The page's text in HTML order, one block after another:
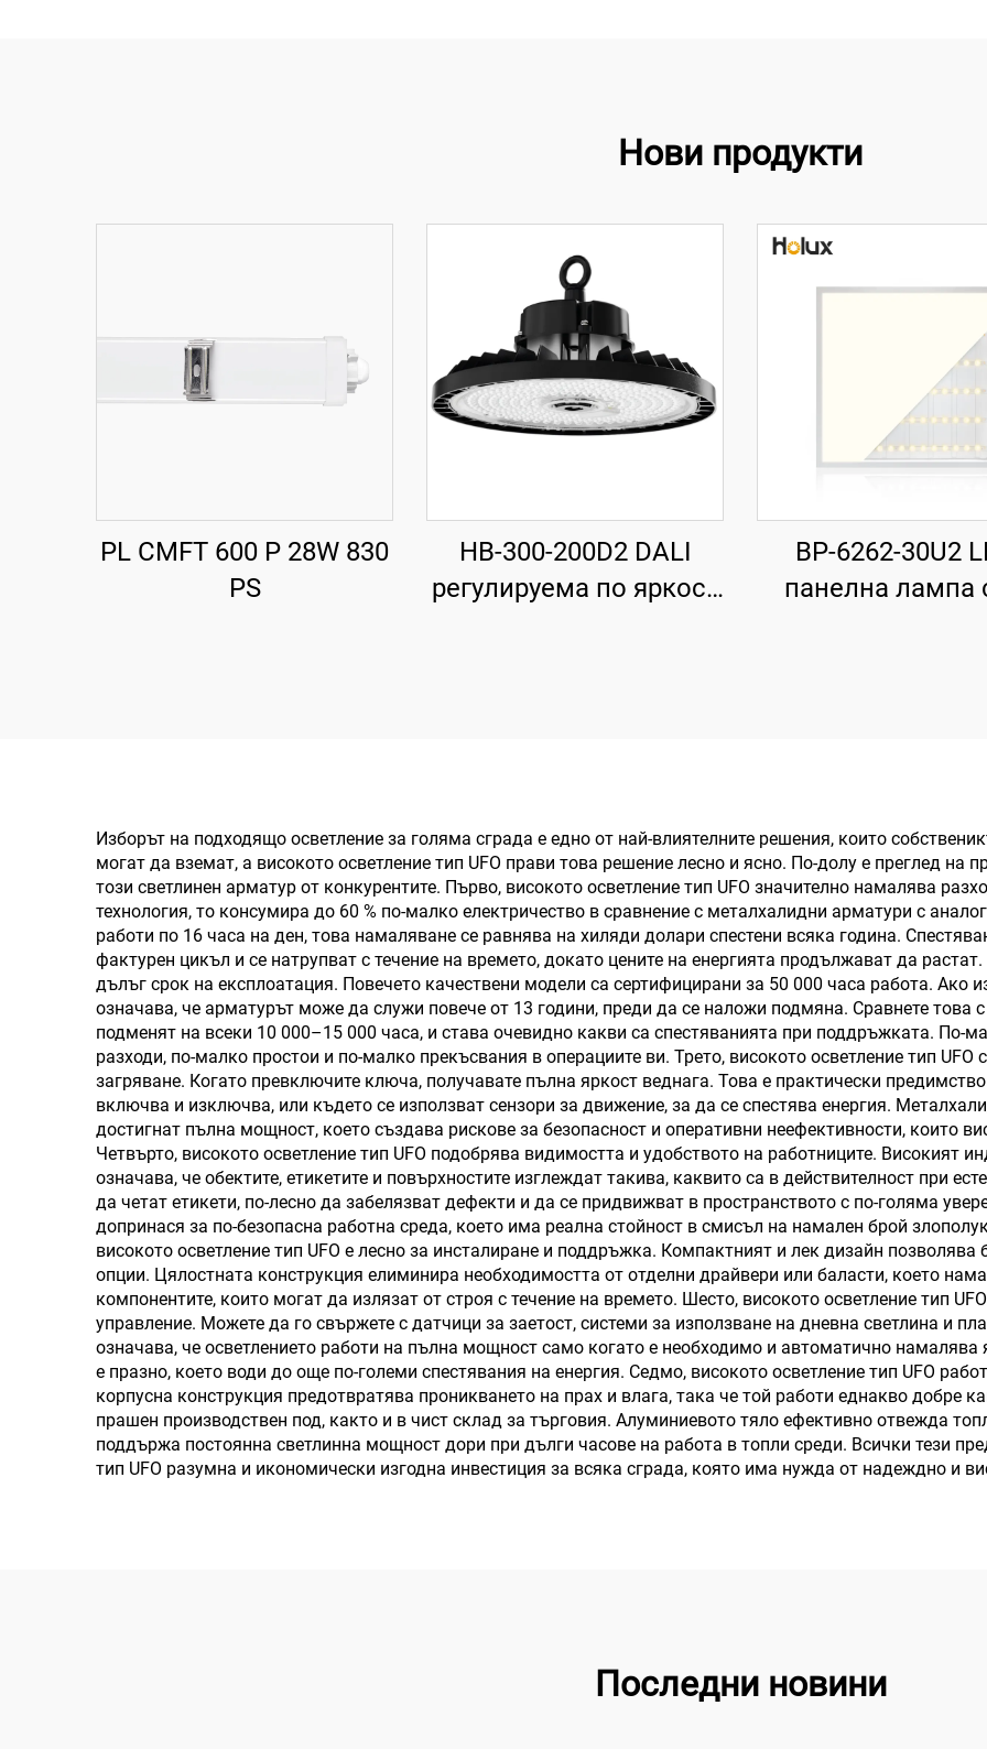
Нови продукти
PL CMFT 600 P 28W 830
PS
HB-300-200D2 DALI
регулируема по яркост
BP-6262-30U2
панелна лампа
Изборът на подходящо осветление за голяма сграда е едно от най-влиятелните решения, които
могат да вземат, а високото осветление тип UFO прави това решение лесно и ясно. По-долу е преглед на
този светлинен арматур от конкурентите. Първо, високото осветление тип UFO значително намалява
технология, то консумира до 60 % по-малко електричество в сравнение с металхалидни арматури с
работи по 16 часа на ден, това намаляване се равнява на хиляди долари спестени всяка година.
фактурен цикъл и се натрупват с течение на времето, докато цените на енергията продължават да
дълъг срок на експлоатация. Повечето качествени модели са сертифицирани за 50 000 часа работа. Ако
означава, че арматурът може да служи повече от 13 години, преди да се наложи подмяна. Сравнете това
подменят на всеки 10 000–15 000 часа, и става очевидно какви са спестяванията при поддръжката. По-
разходи, по-малко простои и по-малко прекъсвания в операциите ви. Трето, високото осветление тип
загряване. Когато превключите ключа, получавате пълна яркост веднага. Това е практически
включва и изключва, или където се използват сензори за движение, за да се спестява енергия.
достигнат пълна мощност, което създава рискове за безопасност и оперативни неефективности, които
Четвърто, високото осветление тип UFO подобрява видимостта и удобството на работниците. Високият
означава, че обектите, етикетите и повърхностите изглеждат такива, каквито са в действителност при
да четат етикети, по-лесно да забелязват дефекти и да се придвижват в пространството с по-голяма
допринася за по-безопасна работна среда, което има реална стойност в смисъл на намален брой
високото осветление тип UFO е лесно за инсталиране и поддръжка. Компактният и лек дизайн
опции. Цялостната конструкция елиминира необходимостта от отделни драйвери или баласти, което
компонентите, които могат да излязат от строя с течение на времето. Шесто, високото осветление тип
управление. Можете да го свържете с датчици за заетост, системи за използване на дневна светлина и
означава, че осветлението работи на пълна мощност само когато е необходимо и автоматично
е празно, което води до още по-големи спестявания на енергия. Седмо, високото осветление тип UFO
корпусна конструкция предотвратява проникването на прах и влага, така че той работи еднакво добре
прашен производствен под, както и в чист склад за търговия. Алуминиевото тяло ефективно отвежда
поддържа постоянна светлинна мощност дори при дълги часове на работа в топли среди. Всички тези
тип UFO разумна и икономически изгодна инвестиция за всяка сграда, която има нужда от надеждно и
Последни новини